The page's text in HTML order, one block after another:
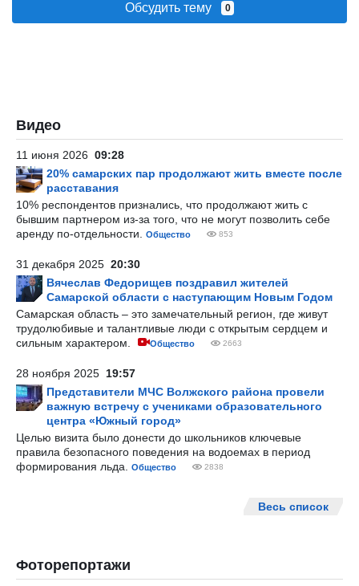
Обсудить тему 0
Видео
11 июня 2026 09:28
20% самарских пар продолжают жить вместе после
расставания
10% респондентов признались, что продолжают жить с
бывшим партнером из-за того, что не могут позволить себе
аренду по-отдельности.
Общество 853
31 декабря 2025 20:30
Вячеслав Федорищев поздравил жителей
Самарской области с наступающим Новым Годом
Самарская область – это замечательный регион, где живут
трудолюбивые и талантливые люди с открытым сердцем и
сильным характером.
Общество 2663
28 ноября 2025 19:57
Представители МЧС Волжского района провели
важную встречу с учениками образовательного
центра «Южный город»
Целью визита было донести до школьников ключевые
правила безопасного поведения на водоемах в период
формирования льда.
Общество 2838
Весь список
Фоторепортажи